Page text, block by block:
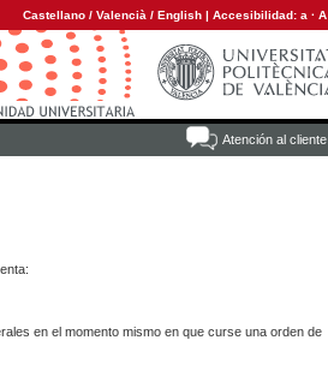
Castellano / Valencià / English | Accesibilidad: a · A
Atención al cliente
en el momento mismo en que curse una orden de